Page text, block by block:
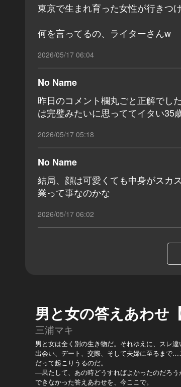
東京で生まれ育った女性が行き
何を言ってるの、ライターさんw
2026/05/17 06:04
No Name
昨日のコメント欄丸ごと正解でし
は完璧みたいに思っててイタい35
2026/05/17 05:18
No Name
結局、顔は可愛くても中身がスカ
業って事なのかな
2026/05/17 06:02
男と女の答えあわせ
三浦マキ
男と女は全く別の生き物だ。それゆえに、スレ違
出会い、デート、交際、そして夫婦に至るまで
だって起こりうるのだ。
—果たして、あの時どうすればよかったのだろう
できなかった答えあわせを、今ここで。